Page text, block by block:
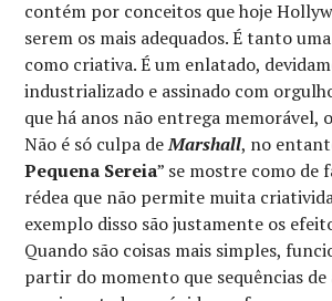
contém por conceitos que hoje
serem os mais adequados. É tanto
como criativa. É um enlatado,
industrializado e assinado com
que há anos não entrega memorável,
Não é só culpa deMarshall, no
Pequena Sereia” se mostre como de
rédea que não permite muita
exemplo disso são justamente os
Quando são coisas mais simples,
partir do momento que sequências de